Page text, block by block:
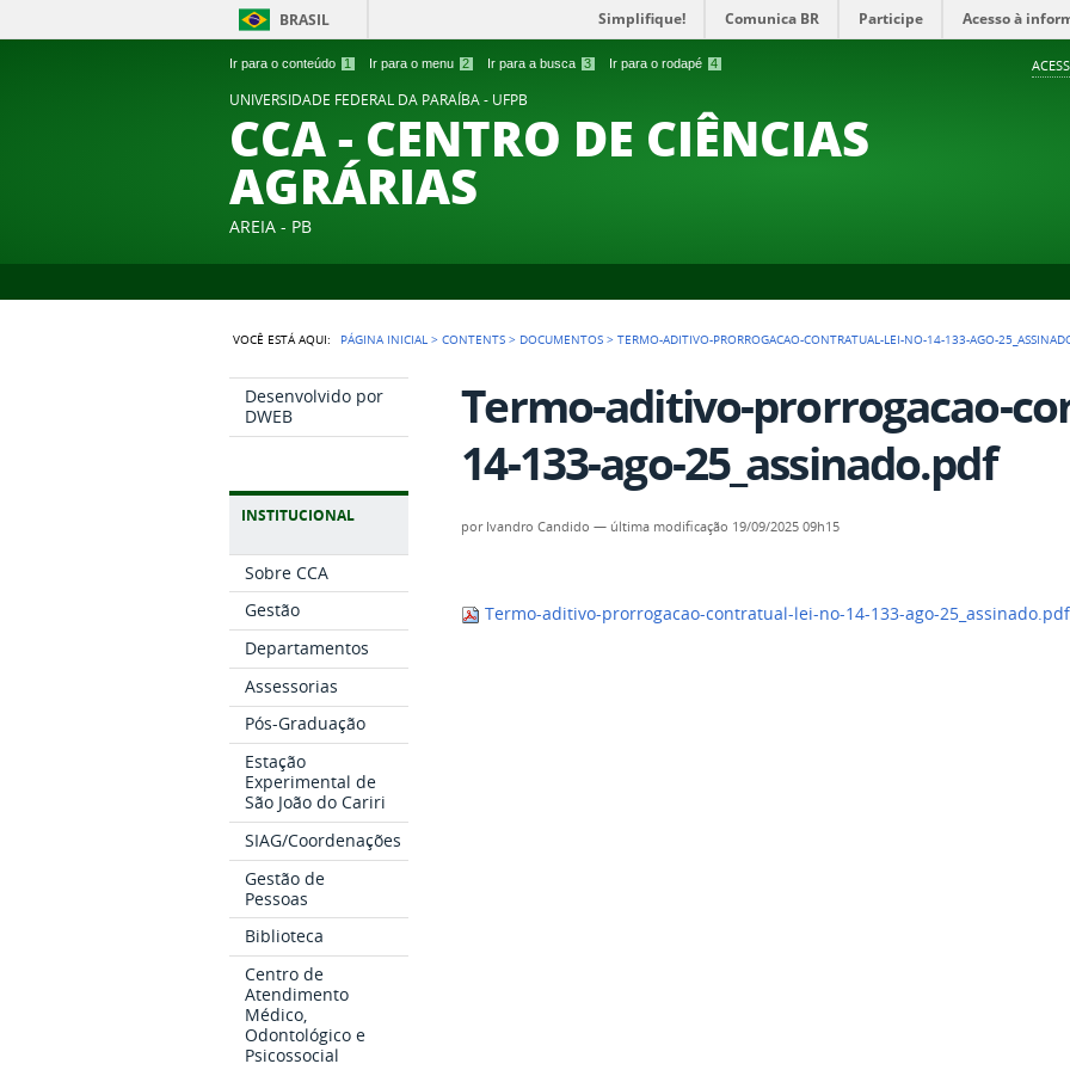
Ir para o conteúdo 1 Ir para o menu 2 Ir para a busca 3 Ir para o rodapé 4
BRASIL Simplifique! Comunica BR Participe Acesso à
UNIVERSIDADE FEDERAL DA PARAÍBA - UFPB
CCA - CENTRO DE CIÊNCIAS
AGRÁRIAS
AREIA - PB
VOCÊ ESTÁ AQUI: PÁGINA INICIAL >CONTENTS > DOCUMENTOS >TERMO-ADITIVO-PRORROGACAO-CONTRATUAL-LEI-NO-14-133-AGO-
Desenvolvido por
DWEB
INSTITUCIONAL
Sobre CCA
Gestão
Departamentos
Assessorias
Pós-Graduação
Estação
Experimental de
São João do Cariri
SIAG/Coordenações
Gestão de
Pessoas
Biblioteca
Centro de
Atendimento
Médico,
Odontológico e
Psicossocial
Termo-aditivo-prorrogacao-
14-133-ago-25_assinado.pdf
por Ivandro Candido — última modificação 19/09/2025 09h15
Termo-aditivo-prorrogacao-contratual-lei-no-14-133-ago-